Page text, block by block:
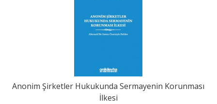
Anonim Şirketler Hukukunda Sermayenin Korunması
İlkesi